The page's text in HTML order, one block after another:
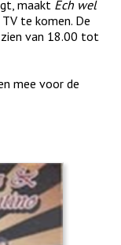
maakt Ech wel
te komen. De
zien van 18.00 tot
mee voor de